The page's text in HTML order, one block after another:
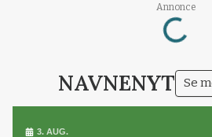
Annonce
Loading...
NAVNENYT Se
3. AUG.